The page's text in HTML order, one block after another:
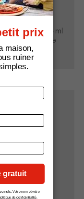
du chocolat,
citrouille par 25 ml
dans cette
6 g
2 g
13 g
2 g